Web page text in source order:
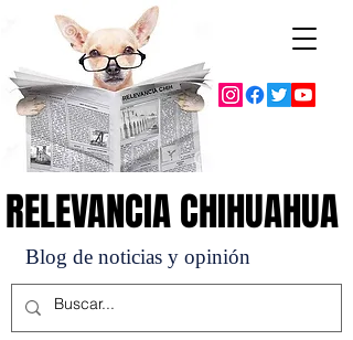
Blog de noticias y opinión
RELEVANCIA CHIHUAHUA
RELEVANCIA CHIHUAHUA